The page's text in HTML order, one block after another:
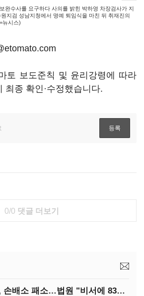
완수사를 요구하다 사의를 밝힌 박하영 차장검사가 지
지검 성남지청에서 명예 퇴임식을 마친 뒤 취재진의
뉴시스)
토 보도준칙 및 윤리강령에 따라
최종 확인·수정했습니다.
0/0 댓글 더보기
'성범죄' 안희정, 손배소 패소…법원 "비서에 8347만원 배상"